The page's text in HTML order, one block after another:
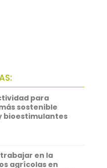
para
sostenible
bioestimulantes
trabajar en la
agrícolas en